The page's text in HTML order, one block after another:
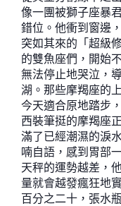
像一團被獅子座暴
錯位。他衝到窗邊
突如其來的「超級
的雙魚座們，開始
無法停止地哭泣，
湖。那些摩羯座的
今天適合原地踏步
西裝筆挺的摩羯座
滿了已經潮濕的淚
喃自語，感到胃部
天秤的運勢越差，
量就會越發瘋狂地
百分之二十，張水